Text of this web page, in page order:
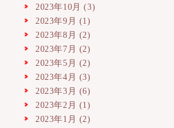
2023年10月 (3)
2023年9月 (1)
2023年8月 (2)
2023年7月 (2)
2023年5月 (2)
2023年4月 (3)
2023年3月 (6)
2023年2月 (1)
2023年1月 (2)